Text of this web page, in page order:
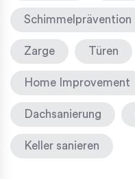
Schimmelprävention
Zarge Türen
Home Improvement
Dachsanierung
Keller sanieren